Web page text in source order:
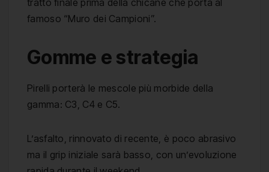
famoso “Muro dei Campioni”.
Gomme e strategia
Pirelli porterà le mescole più morbide della
gamma: C3, C4 e C5.
L’asfalto, rinnovato di recente, è poco abrasivo
ma il grip iniziale sarà basso, con un’evoluzione